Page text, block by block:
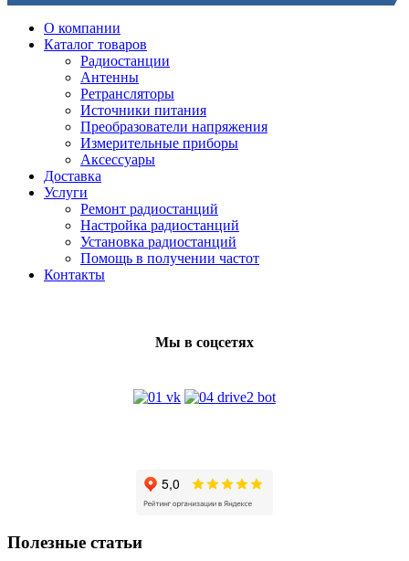
О компании
Каталог товаров
Радиостанции
Антенны
Ретрансляторы
Источники питания
Преобразователи напряжения
Измерительные приборы
Аксессуары
Доставка
Услуги
Ремонт радиостанций
Настройка радиостанций
Установка радиостанций
Помощь в получении частот
Контакты
Мы в соцсетях
Полезные статьи